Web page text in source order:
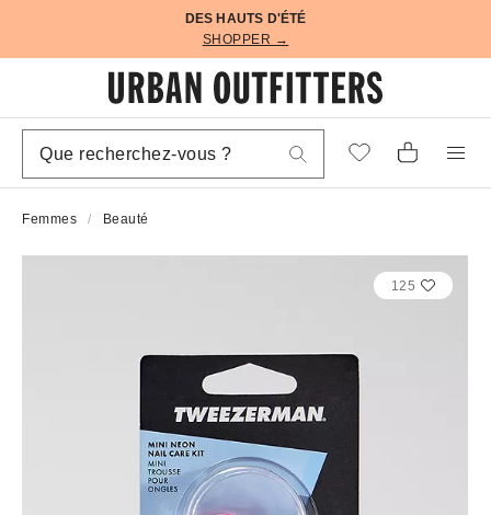
DES HAUTS D'ÉTÉ
SHOPPER →
Femmes Beauté
125